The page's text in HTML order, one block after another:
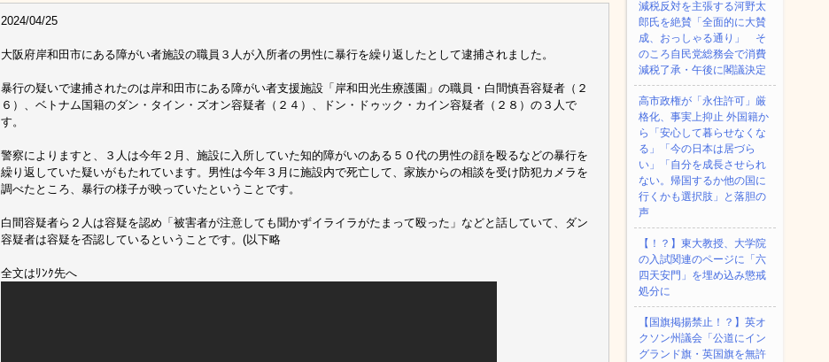
2024/04/25
大阪府岸和田市にある障がい者施設の職員３人が入所者の男性に暴行を繰り返したとして逮捕されました。
暴行の疑いで逮捕されたのは岸和田市にある障がい者支援施設「岸和田光生療護園」の職員・白間慎吾容疑者（２
６）、ベトナム国籍のダン・タイン・ズオン容疑者（２４）、ドン・ドゥック・カイン容疑者（２８）の３人で
す。
警察によりますと、３人は今年２月、施設に入所していた知的障がいのある５０代の男性の顔を殴るなどの暴行を
繰り返していた疑いがもたれています。男性は今年３月に施設内で死亡して、家族からの相談を受け防犯カメラを
調べたところ、暴行の様子が映っていたということです。
白間容疑者ら２人は容疑を認め「被害者が注意しても聞かずイライラがたまって殴った」などと話していて、ダン
容疑者は容疑を否認しているということです。(以下略
全文はﾘﾝｸ先へ
減税反対を主張する河野太
郎氏を絶賛「全面的に大賛
成、おっしゃる通り」 そ
のころ自民党総務会で消費
減税了承・午後に閣議決定
高市政権が「永住許可」厳
格化、事実上抑止 外国籍か
ら「安心して暮らせなくな
る」「今の日本は居づら
い」「自分を成長させられ
ない。帰国するか他の国に
行くかも選択肢」と落胆の
声
【！？】東大教授、大学院
の入試関連のページに「六
四天安門」を埋め込み懲戒
処分に
【国旗掲揚禁止！？】英オ
クソン州議会「公道にイン
グランド旗・英国旗を無許